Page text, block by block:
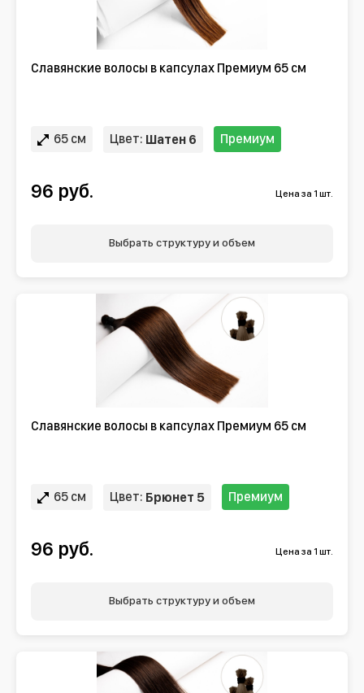
Славянские волосы в капсулах Премиум 65 см
65 см Цвет: Шатен 6 Премиум
96 руб. Цена за 1 шт.
Выбрать структуру и объем
Славянские волосы в капсулах Премиум 65 см
65 см Цвет: Брюнет 5 Премиум
96 руб. Цена за 1 шт.
Выбрать структуру и объем